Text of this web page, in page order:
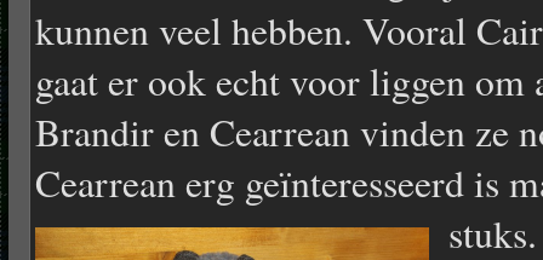
kunnen veel hebben. Vooral
gaat er ook echt voor liggen
Brandir en Cearrean vinden ze
Cearrean erg geïnteresseerd is
stuks.